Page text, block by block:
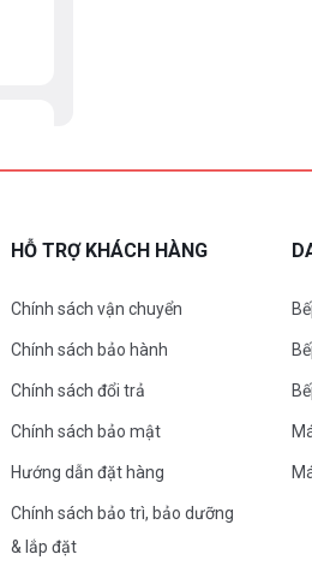
HỖ TRỢ KHÁCH HÀNG
Chính sách vận chuyển
Chính sách bảo hành
Chính sách đổi trả
Chính sách bảo mật
Hướng dẫn đặt hàng
Chính sách bảo trì, bảo dưỡng
& lắp đặt